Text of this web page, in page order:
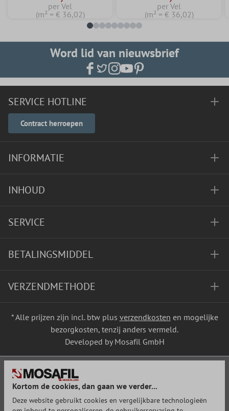
per Vel
(m² = € 36,02)
per Vel
(m² = € 36,02)
Word lid van nieuwsbrief
SERVICE HOTLINE
Contract herroepen
INFORMATIE
INHOUD
SERVICE
BETALINGSMIDDEL
VERZENDMETHODE
* Alle prijzen zijn incl. btw plus verzendkosten en mogelijke
bezorgkosten, tenzij anders vermeld.
Developed by Mosafil GmbH
Kortom de cookies, dan gaan we verder...
Deze website gebruikt cookies en vergelijkbare technologieën